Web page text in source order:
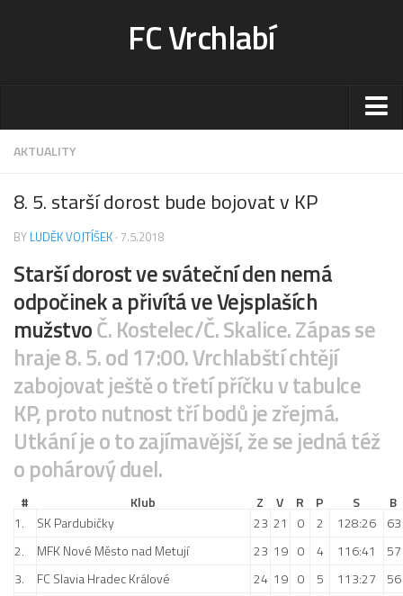
FC Vrchlabí
Stadion
Kontakt-rezervace
Ceník
Fotogalerie
Klub
Kontakt
Vedení
Historie
Dokumenty
Aktuality
A tým
Zápasy MA 2026/27
Hráči
Realizační tým
AKTUALITY
8. 5. starší dorost bude bojovat v KP
BY LUDĚK VOJTÍŠEK · 7.5.2018
Starší dorost ve sváteční den nemá
odpočinek a přivítá ve Vejsplaších
mužstvoČ. Kostelec/Č. Skalice. Zápas se
hraje 8. 5. od 17:00. Vrchlabští chtějí
zabojovat ještě o třetí příčku v tabulce
KP, proto nutnost tří bodů je zřejmá.
Utkání je o to zajímavější, že se jedná též
o pohárový duel.
# Klub Z V R P S
B
1.
SK Pardubičky 23 21 0 2 128:26
63
2.
MFK Nové Město nad Metují 23 19 0 4 116:41
57
3.
FC Slavia Hradec Králové 24 19 0 5 113:27
56